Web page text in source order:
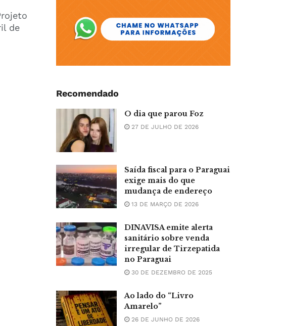
de
Recomendado
O dia que parou Foz
27 DE JULHO DE 2026
Saída fiscal para o Paraguai
exige mais do que
mudança de endereço
13 DE MARÇO DE 2026
DINAVISA emite alerta
sanitário sobre venda
irregular de Tirzepatida
no Paraguai
30 DE DEZEMBRO DE 2025
Ao lado do “Livro
Amarelo”
26 DE JUNHO DE 2026